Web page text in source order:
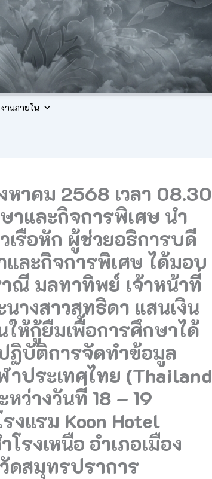
านภายใน
หาคม 2568 เวลา 08.30
าและกิจการพิเศษ นำ
เรือหัก ผู้ช่วยอธิการบดี
ละกิจการพิเศษ ได้มอบ
ณี มลทาทิพย์ เจ้าหน้าที่
างสาวสุทธิดา แสนเงิน
ให้กู้ยืมเพื่อการศึกษาได้
ฏิบัติการจัดทำข้อมูล
ประเทศไทย (Thailand
ว่างวันที่ 18 – 19
แรม Koon Hotel
รงเหนือ อำเภอเมือง
ดสมุทรปราการ